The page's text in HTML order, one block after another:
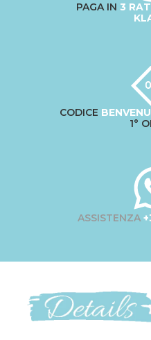
PAGA IN 3
CODICE
1°
ASSISTENZA